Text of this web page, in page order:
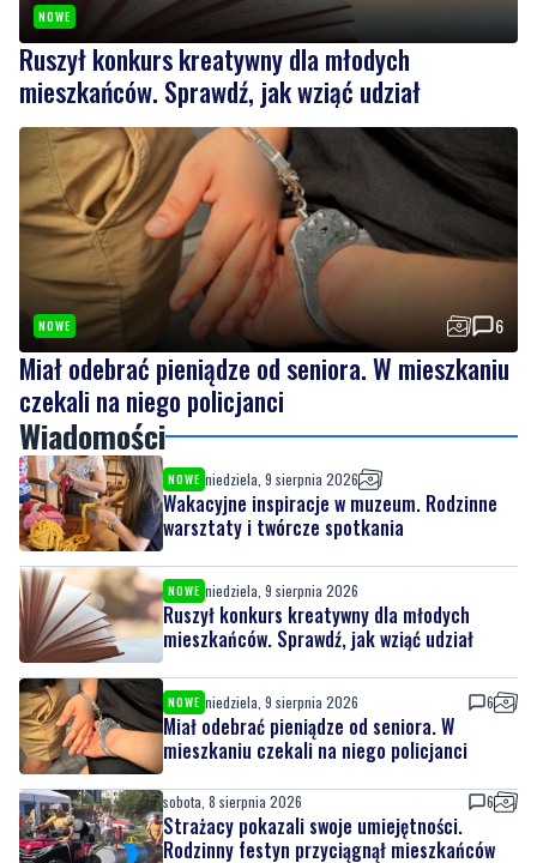
NOWE
Ruszył konkurs kreatywny dla młodych
mieszkańców. Sprawdź, jak wziąć udział
NOWE
Miał odebrać pieniądze od seniora. W mieszkaniu
czekali na niego policjanci
Wiadomości
NOWE niedziela, 9 sierpnia 2026
Wakacyjne inspiracje w muzeum. Rodzinne
warsztaty i twórcze spotkania
NOWE niedziela, 9 sierpnia 2026
Ruszył konkurs kreatywny dla młodych
mieszkańców. Sprawdź, jak wziąć udział
NOWE niedziela, 9 sierpnia 2026 6
Miał odebrać pieniądze od seniora. W
mieszkaniu czekali na niego policjanci